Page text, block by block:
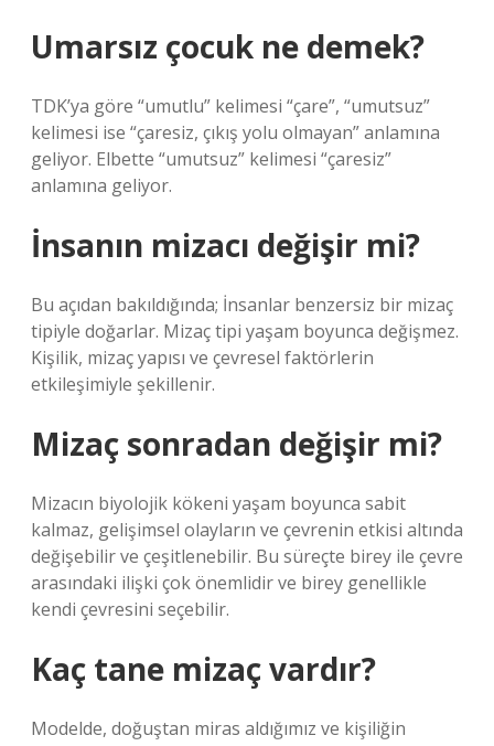
Umarsız çocuk ne demek?
TDK’ya göre “umutlu” kelimesi “çare”, “umutsuz”
kelimesi ise “çaresiz, çıkış yolu olmayan” anlamına
geliyor. Elbette “umutsuz” kelimesi “çaresiz”
anlamına geliyor.
İnsanın mizacı değişir mi?
Bu açıdan bakıldığında; İnsanlar benzersiz bir mizaç
tipiyle doğarlar. Mizaç tipi yaşam boyunca değişmez.
Kişilik, mizaç yapısı ve çevresel faktörlerin
etkileşimiyle şekillenir.
Mizaç sonradan değişir mi?
Mizacın biyolojik kökeni yaşam boyunca sabit
kalmaz, gelişimsel olayların ve çevrenin etkisi altında
değişebilir ve çeşitlenebilir. Bu süreçte birey ile çevre
arasındaki ilişki çok önemlidir ve birey genellikle
kendi çevresini seçebilir.
Kaç tane mizaç vardır?
Modelde, doğuştan miras aldığımız ve kişiliğin